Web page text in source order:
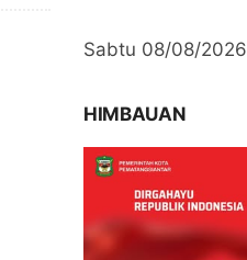
Sabtu 08/08/2026
HIMBAUAN